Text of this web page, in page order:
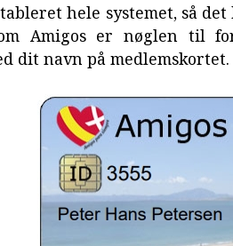
hele systemet, så
Amigos er nøglen til
dit navn på medlemskortet.